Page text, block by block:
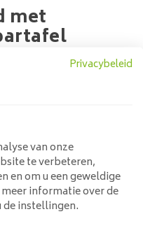
met
Privacybeleid
van onze
te verbeteren,
en om u een geweldige
informatie over de
de instellingen.